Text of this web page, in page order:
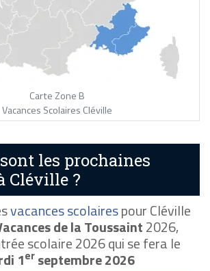
Carte Zone B
Vacances Scolaires Cléville
les prochaines
Cléville ?
vacances scolairespour Cléville
de la Toussaint2026,
scolaire 2026 qui se fera le
1er septembre 2026